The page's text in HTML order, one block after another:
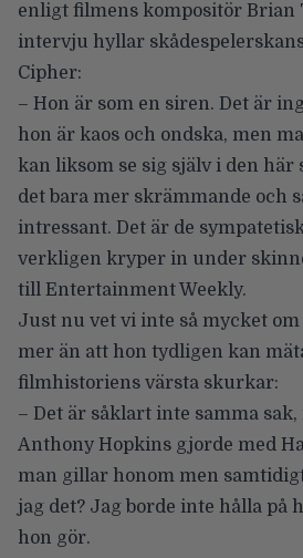
enligt filmens kompositör Brian
intervju hyllar
Cipher:
– Hon är som en siren. Det är
hon är kaos och ondska, men
kan liksom se sig själv i den
det bara mer skrämmande och
intressant. Det är de
verkligen kryper in under
till Entertainment Weekly.
Just nu vet vi inte så mycket
mer än att hon tydligen kan
filmhistoriens värsta skurkar:
– Det är såklart inte samma
Anthony Hopkins gjorde med
man gillar honom men
jag det? Jag borde inte hålla på
hon gör.